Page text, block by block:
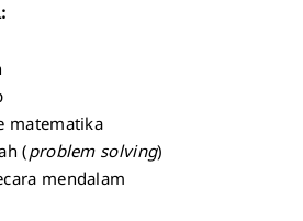
matematika
(problem solving)
mendalam